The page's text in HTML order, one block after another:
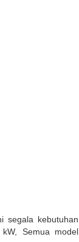
segala kebutuhan
Semua model